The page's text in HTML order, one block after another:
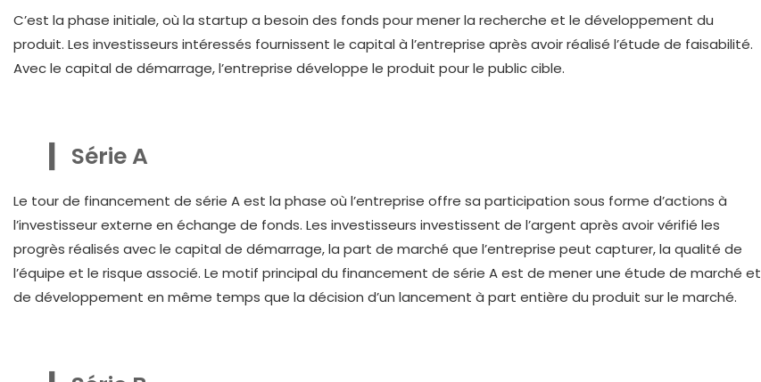
C’est la phase initiale, où la startup a besoin des fonds pour mener la recherche et le développement du
produit. Les investisseurs intéressés fournissent le capital à l’entreprise après avoir réalisé l’étude de faisabilité.
Avec le capital de démarrage, l’entreprise développe le produit pour le public cible.
Série A
Le tour de financement de série A est la phase où l’entreprise offre sa participation sous forme d’actions à
l’investisseur externe en échange de fonds. Les investisseurs investissent de l’argent après avoir vérifié les
progrès réalisés avec le capital de démarrage, la part de marché que l’entreprise peut capturer, la qualité de
l’équipe et le risque associé. Le motif principal du financement de série A est de mener une étude de marché et
de développement en même temps que la décision d’un lancement à part entière du produit sur le marché.